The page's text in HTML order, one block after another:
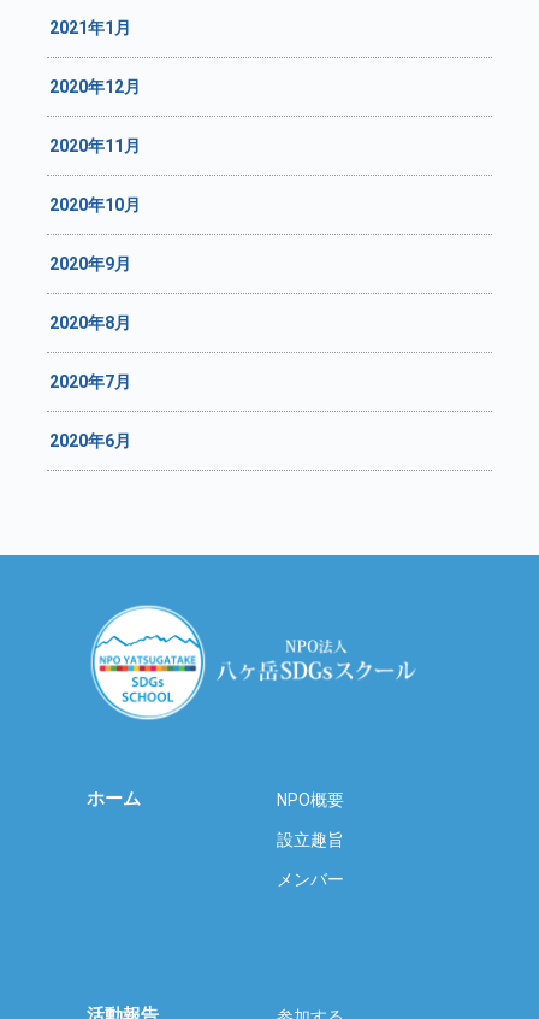
2021年1月
2020年12月
2020年11月
2020年10月
2020年9月
2020年8月
2020年7月
2020年6月
ホーム NPO概要
設立趣旨
メンバー